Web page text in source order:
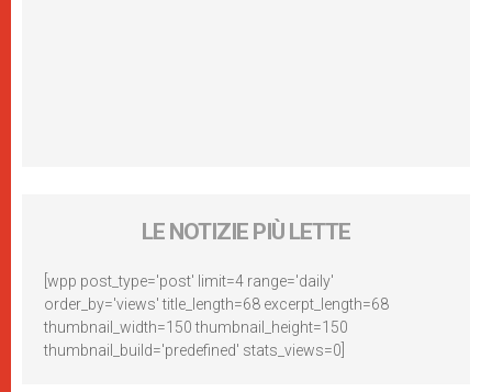
LE NOTIZIE PIÙ LETTE
[wpp post_type='post' limit=4 range='daily'
order_by='views' title_length=68 excerpt_length=68
thumbnail_width=150 thumbnail_height=150
thumbnail_build='predefined' stats_views=0]